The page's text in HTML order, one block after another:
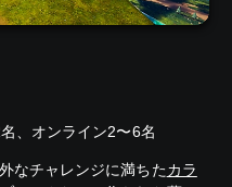
、オンライン2〜6名
なチャレンジに満ちたカラ